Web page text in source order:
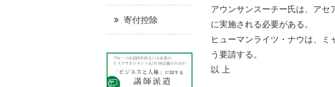
アウンサンスーチー氏は、アセ
に実施される必要がある。
ヒューマンライツ・ナウは、ミ
う要請する。
以 上
寄付控除